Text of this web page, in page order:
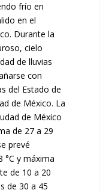
frío en
en el
Durante la
cielo
de lluvias
con
del Estado de
de México. La
de México
de 27 a 29
prevé
°C y máxima
de 10 a 20
de 30 a 45